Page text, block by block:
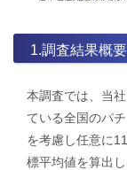
1.調査結果概要
本調査では、当
ている全国のパ
を考慮し任意に
標平均値を算出